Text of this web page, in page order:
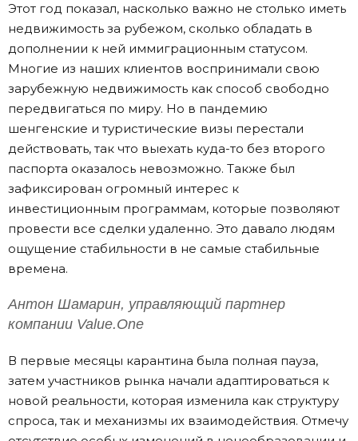
Этот год показал, насколько важно не столько иметь
недвижимость за рубежом, сколько обладать в
дополнении к ней иммиграционным статусом.
Многие из наших клиентов воспринимали свою
зарубежную недвижимость как способ свободно
передвигаться по миру. Но в пандемию
шенгенские и туристические визы перестали
действовать, так что выехать куда-то без второго
паспорта оказалось невозможно. Также был
зафиксирован огромный интерес к
инвестиционным программам, которые позволяют
провести все сделки удаленно. Это давало людям
ощущение стабильности в не самые стабильные
времена.
Антон Шамарин, управляющий партнер
компании Value.One
В первые месяцы карантина была полная пауза,
затем участников рынка начали адаптироваться к
новой реальности, которая изменила как структуру
спроса, так и механизмы их взаимодействия. Отмечу